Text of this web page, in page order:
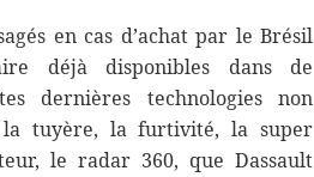
en cas d’achat par le Brésil
déjà disponibles dans de
dernières technologies non
la tuyère, la furtivité, la super
le radar 360, que Dassault